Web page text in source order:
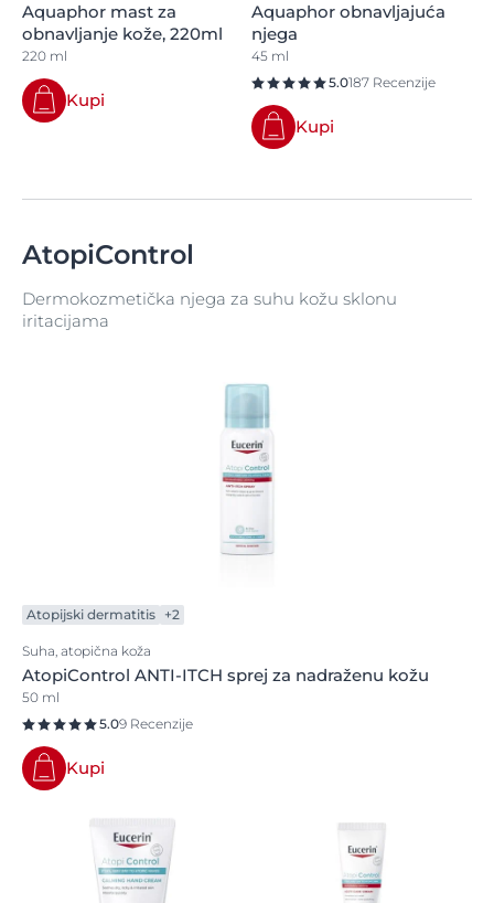
Aquaphor mast za
obnavljanje kože, 220ml
220 ml
Kupi
Aquaphor obnavljajuća
njega
45 ml
5.0187 Recenzije
Kupi
AtopiControl
Dermokozmetička njega za suhu kožu sklonu
iritacijama
Atopijski dermatitis +2
Suha, atopična koža
AtopiControl ANTI-ITCH sprej za nadraženu kožu
50 ml
5.09 Recenzije
Kupi